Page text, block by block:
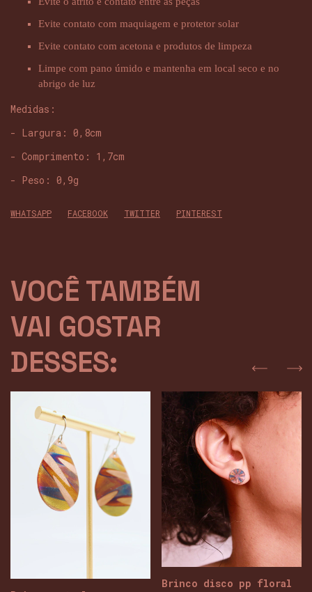
Evite contato com maquiagem e protetor solar
Evite contato com acetona e produtos de limpeza
Limpe com pano úmido e mantenha em local seco e no
abrigo de luz
Medidas:
- Largura: 0,8cm
- Comprimento: 1,7cm
- Peso: 0,9g
WHATSAPP FACEBOOK TWITTER PINTEREST
VOCÊ TAMBÉM
VAI GOSTAR
DESSES:
Brinco disco pp floral